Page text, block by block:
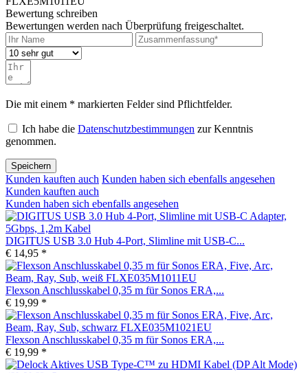
Bewertung schreiben
Bewertungen werden nach Überprüfung freigeschaltet.
Die mit einem * markierten Felder sind Pflichtfelder.
Ich habe die Datenschutzbestimmungen zur Kenntnis
genommen.
Speichern
Kunden kauften auch Kunden haben sich ebenfalls angesehen
Kunden kauften auch
Kunden haben sich ebenfalls angesehen
DIGITUS USB 3.0 Hub 4-Port, Slimline mit USB-C...
€ 14,95 *
Flexson Anschlusskabel 0,35 m für Sonos ERA,...
€ 19,99 *
Flexson Anschlusskabel 0,35 m für Sonos ERA,...
€ 19,99 *